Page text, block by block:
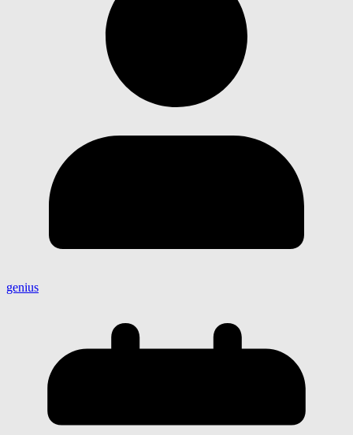
genius